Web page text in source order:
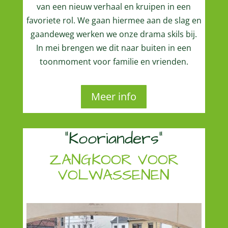
van een nieuw verhaal en kruipen in een
favoriete rol. We gaan hiermee aan de slag en
gaandeweg werken we onze drama skils bij.
In mei brengen we dit naar buiten in een
toonmoment voor familie en vrienden.
Meer info
“Koorianders”
ZANGKOOR VOOR
VOLWASSENEN